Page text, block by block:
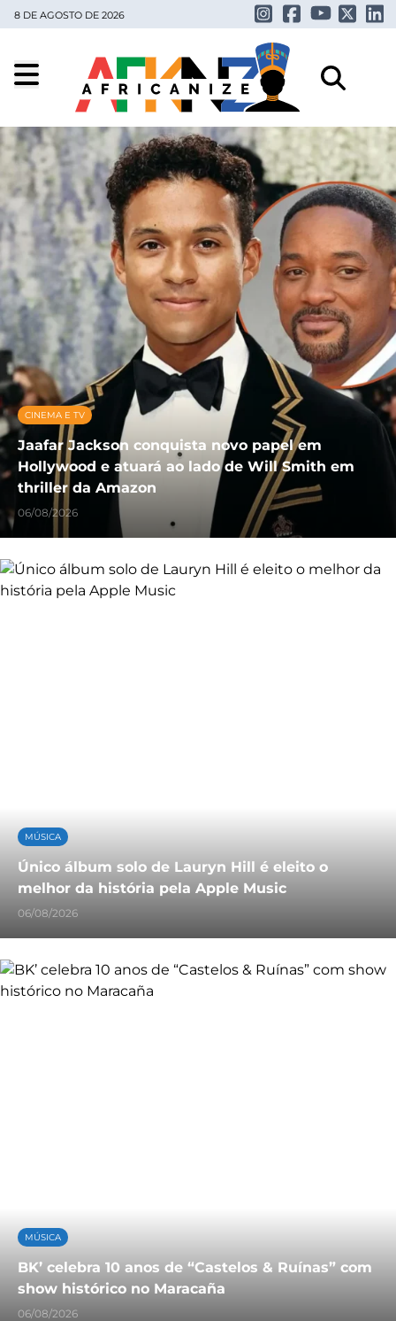
8 DE AGOSTO DE 2026
CINEMA E TV
Jaafar Jackson conquista novo papel em
Hollywood e atuará ao lado de Will Smith em
thriller da Amazon
06/08/2026
MÚSICA
Único álbum solo de Lauryn Hill é eleito o
melhor da história pela Apple Music
06/08/2026
MÚSICA
BK’ celebra 10 anos de “Castelos & Ruínas” com
show histórico no Maracaña
06/08/2026